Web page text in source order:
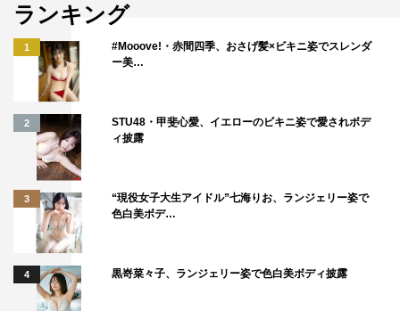
ランキング
1
#Mooove!・赤間四季、おさげ髪×ビキニ姿でスレンダ
ー美…
2
STU48・甲斐心愛、イエローのビキニ姿で愛されボデ
ィ披露
3
“現役女子大生アイドル”七海りお、ランジェリー姿で
色白美ボデ…
4 黒嵜菜々子、ランジェリー姿で色白美ボディ披露